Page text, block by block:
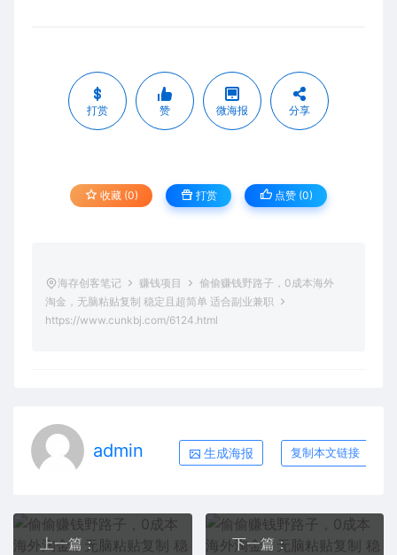
打赏 赞 微海报 分享
收藏 (0) 打赏 点赞 (0)
海存创客笔记 赚钱项目
偷偷赚钱野路子，0成本海外
淘金，无脑粘贴复制 稳定且超简单 适合副业兼职
https://www.cunkbj.com/6124.html
admin 生成海报 复制本文链接
上一篇：
下一篇：